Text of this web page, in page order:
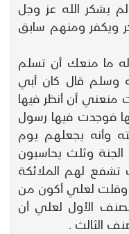
يشكر الله عز وجل
ويكفر ومنهم سابق
ما منعك أن تسلم
وسلم قال كان أبي
منعني أن أنظر فيها
فوجدت فيها رسول
وأنه يجعلهم يوم
الجنة وثلث يحاسبون
تشفع لهم الملائكة
وقلت لعلي أكون من
الأول لعلي أن
الثالث .